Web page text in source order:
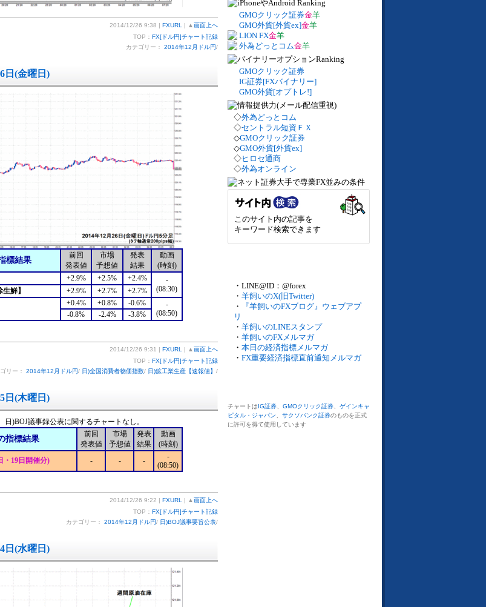
2014/12/26 9:38 | FXURL | ▲ 画面上へ
TOP： FX[ドル円]チャート記録
カテゴリー： 2014年12月ドル円/
日(金曜日)
標結果
前回
発表値
市場
予想値
発表
結果
動画
(時刻)
+2.9% +2.5% +2.4%
-
(08:30)
鮮】 +2.9% +2.7%
+2.7%
+0.4% +0.8% -0.6%
-
(08:50)
-0.8% -2.4% -3.8%
2014/12/26 9:31 | FXURL | ▲ 画面上へ
TOP： FX[ドル円]チャート記録
リー： 2014年12月ドル円/ 日)全国消費者物価指数/ 日)鉱工業生産【速報値】 /
日(木曜日)
)BOJ議事録公表に関するチャートなし。
指標結果
前回
発表値
市場
予想値
発表
結果
動画
(時刻)
・19日開催分) - - -
-
(08:50)
2014/12/26 9:22 | FXURL | ▲ 画面上へ
TOP： FX[ドル円]チャート記録
カテゴリー： 2014年12月ドル円/ 日)BOJ議事要旨公表/
日(水曜日)
GMOクリック証券金羊
GMO外貨[外貨ex]金羊
LION FX金羊
外為どっとコム金羊
GMOクリック証券
IG証券[FXバイナリー]
GMO外貨[オプトレ!]
◇外為どっとコム
◇セントラル短資ＦＸ
◇GMOクリック証券
◇GMO外貨[外貨ex]
◇ヒロセ通商
◇外為オンライン
このサイト内の記事を
キーワード検索できます
・LINE@ID：@forex
・ 羊飼いのX(旧Twitter)
・
『羊飼いのFXブログ』ウェブアプ
リ
・ 羊飼いのLINEスタンプ
・ 羊飼いのFXメルマガ
・ 本日の経済指標メルマガ
・ FX重要経済指標直前通知メルマガ
チャートはIG証券 GMOクリック証券
ゲインキャ
ピタル・ジャパン
サクソバンク証券のものを正式
に許可を得て使用しています